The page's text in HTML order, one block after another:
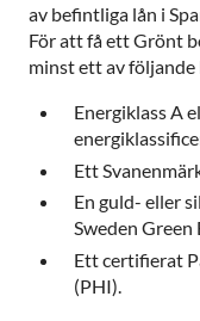
av befintliga lån i
För att få ett Grönt
minst ett av följande
Energiklass A
Ett
En guld- eller
Sweden
Ett certifierat
(PHI).